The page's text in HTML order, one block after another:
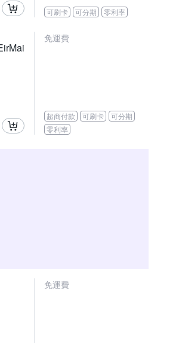
可刷卡 可分期 零利率
免運費
超商付款 可刷卡
可分期
零利率
免運費